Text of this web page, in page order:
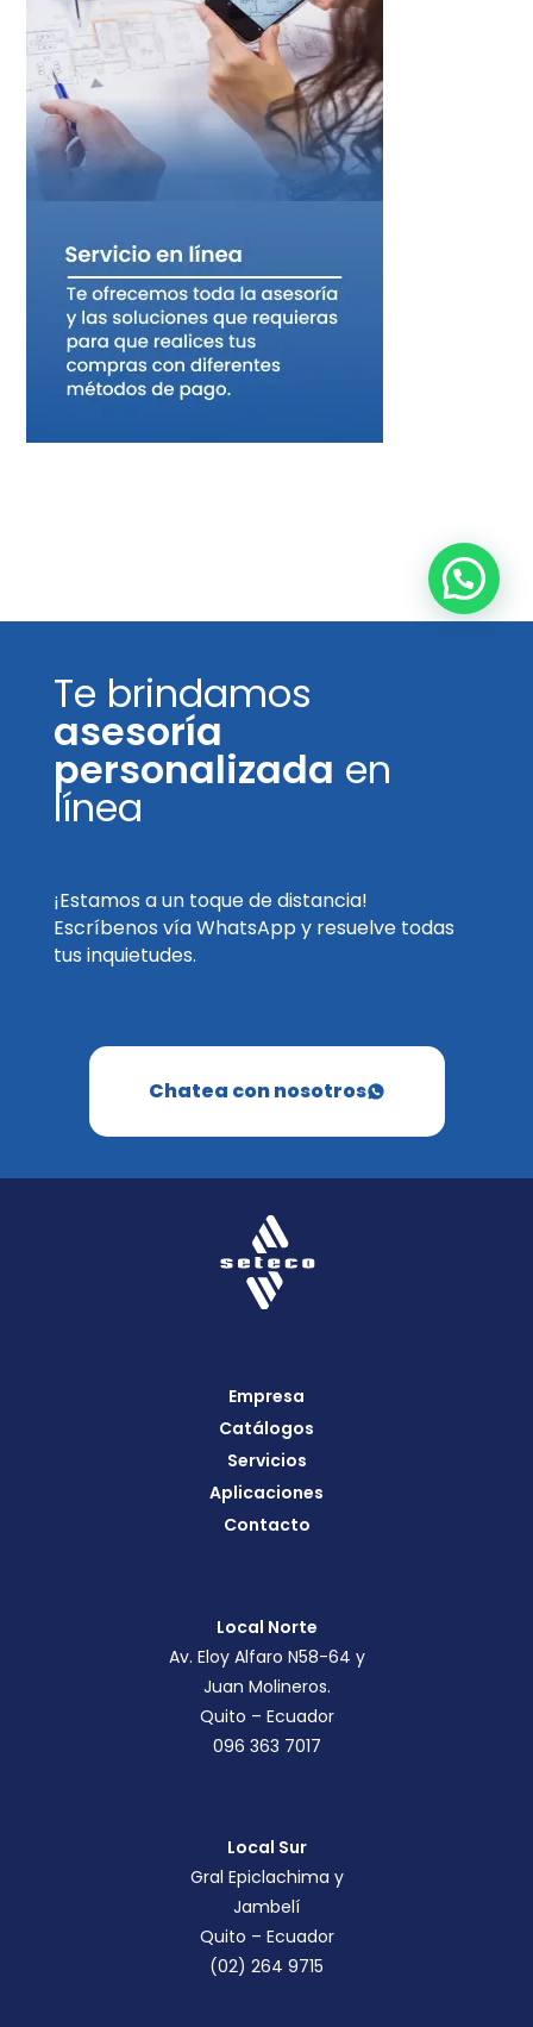
Te brindamos
asesoría
personalizada en
línea
¡Estamos a un toque de distancia!
Escríbenos vía WhatsApp y resuelve todas
tus inquietudes.
Chatea con nosotros
Empresa
Catálogos
Servicios
Aplicaciones
Contacto
Local Norte
Av. Eloy Alfaro N58-64 y
Juan Molineros.
Quito – Ecuador
096 363 7017
Local Sur
Gral Epiclachima y
Jambelí
Quito – Ecuador
(02) 264 9715